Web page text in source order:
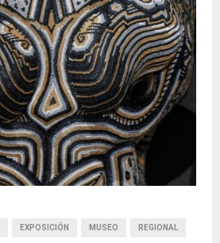
EXPOSICIÓN MUSEO REGIONAL